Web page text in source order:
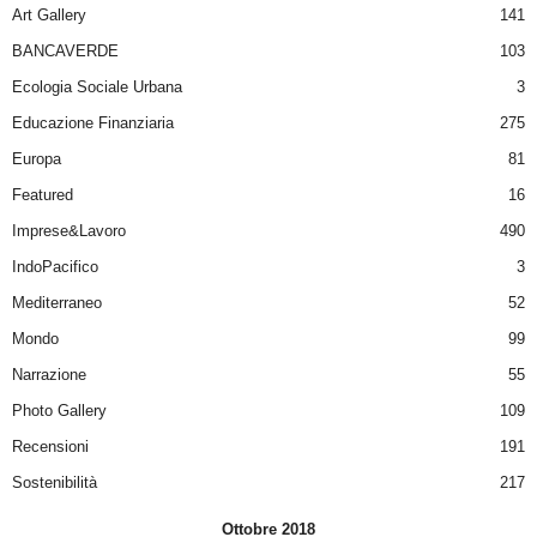
Art Gallery
141
BANCAVERDE
103
Ecologia Sociale Urbana
3
Educazione Finanziaria
275
Europa
81
Featured
16
Imprese&Lavoro
490
IndoPacifico
3
Mediterraneo
52
Mondo
99
Narrazione
55
Photo Gallery
109
Recensioni
191
Sostenibilità
217
Ottobre 2018